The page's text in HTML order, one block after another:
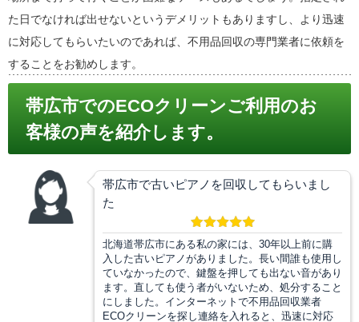
た日でなければ出せないというデメリットもありますし、より迅速
に対応してもらいたいのであれば、不用品回収の専門業者に依頼を
することをお勧めします。
帯広市でのECOクリーンご利用のお
客様の声を紹介します。
帯広市で古いピアノを回収してもらいまし
た
北海道帯広市にある私の家には、30年以上前に購
入した古いピアノがありました。長い間誰も使用し
ていなかったので、鍵盤を押しても出ない音があり
ます。直しても使う者がいないため、処分すること
にしました。インターネットで不用品回収業者
ECOクリーンを探し連絡を入れると、迅速に対応